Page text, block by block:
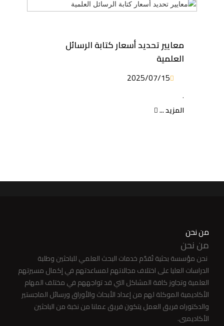
معايير تحديد أسعار كتابة الرسائل
العلمية
2025/07/15
المزيد ...
من نحن
من نحن
نحن مؤسسة بحثية تُقدّم خدمات البحث العلمي للباحثين وطلبة
الدراسات العليا على اختلاف مجالاتهم لمساعدتهم في إكمال مسيرتهم
العلمية وتجاوز كافة المشاكل التي قد تواجههم في مختلف المهام
الأكاديمية الموكلة لهم من إعداد الأبحاث والأوراق ورسائل الماجستير
والدكتوراه فريق العمل يتكون فريق عملنا من نخبة من الباحثين
الأكاديميي.